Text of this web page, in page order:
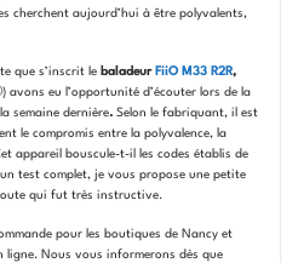
cherchent aujourd’hui à être polyvalents,
que s’inscrit le baladeur FiiO M33 R2R,
avons eu l’opportunité d’écouter lors de la
semaine dernière.Selon le fabriquant, il est
le compromis entre la polyvalence, la
appareil bouscule-t-il les codes établis de
test complet, je vous propose une petite
qui fut très instructive.
pour les boutiques de Nancy et
ligne. Nous vous informerons dès que